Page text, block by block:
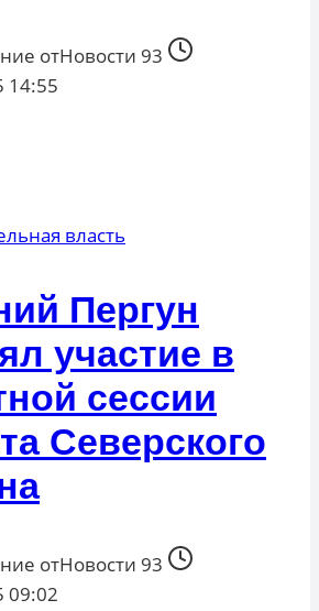
отНовости 93
14:55
власть
Пергун
участие в
сессии
Северского
отНовости 93
09:02